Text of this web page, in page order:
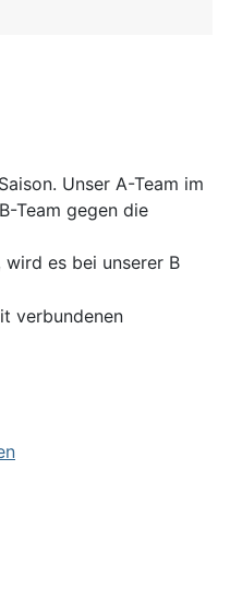
Unser A-Team im
Team gegen die
wird es bei unserer B
verbundenen